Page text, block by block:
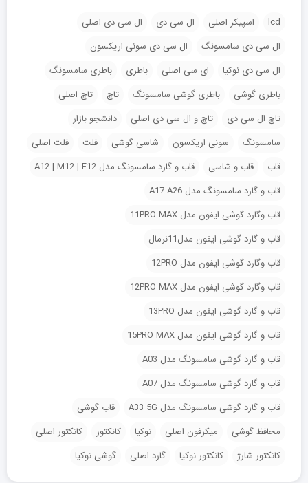
lcd اسپیکر اصلی ال سی دی
ال سی دی اصلی
ال سی دی سامسونگ
ال سی دی سونی اریکسون
ال سی دی نوکیا
ای سی اصلی باطری
باطری سامسونگ
باطری گوشی
باطری گوشی سامسونگ تاچ
تاچ اصلی
تاچ ال سی دی
تاچ و ال سی دی اصلی
دانشجو بازار
سامسونگ
سونی اریکسون شاسی گوشی فلت
فلت اصلی
قاب
قاب و شاسی
قاب و گارد سامسونگ مدل A12 | M12 | F12
قاب و گارد سامسونگ مدل A17 A26
قاب وگارد گوشی ایفون مدل 11PRO MAX
قاب و گارد گوشی ایفون مدل11نرمال
قاب وگارد گوشی ایفون مدل 12PRO
قاب وگارد گوشی ایفون مدل 12PRO MAX
قاب و گارد گوشی ایفون مدل 13PRO
قاب و گارد گوشی ایفون مدل 15PRO MAX
قاب و گارد گوشی سامسونگ مدل A03
قاب و گارد گوشی سامسونگ مدل A07
قاب و گارد گوشی سامسونگ مدل A33 5G
قاب گوشی
محافظ گوشی
میکرفون اصلی نوکیا کانکتور
کانکتور اصلی
کانکتور شارژ
کانکتور نوکیا گارد اصلی گوشی نوکیا